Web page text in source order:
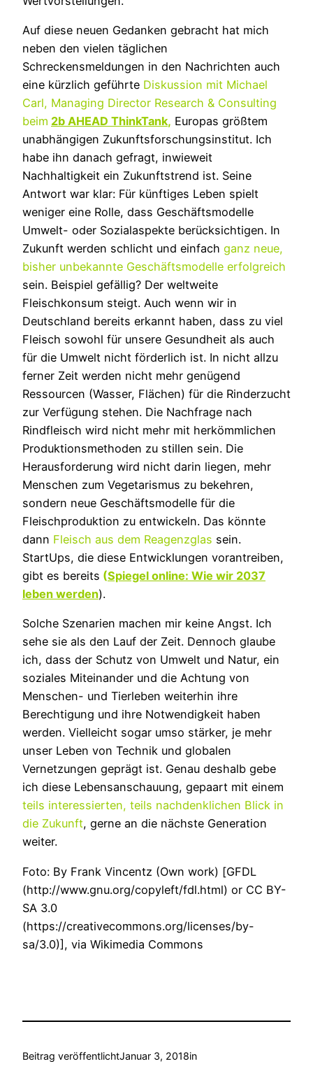
Auf diese neuen Gedanken gebracht hat mich
neben den vielen täglichen
Schreckensmeldungen in den Nachrichten auch
eine kürzlich geführte Diskussion mit Michael
Carl, Managing Director Research & Consulting
beim 2b AHEAD ThinkTank, Europas größtem
unabhängigen Zukunftsforschungsinstitut. Ich
habe ihn danach gefragt, inwieweit
Nachhaltigkeit ein Zukunftstrend ist. Seine
Antwort war klar: Für künftiges Leben spielt
weniger eine Rolle, dass Geschäftsmodelle
Umwelt- oder Sozialaspekte berücksichtigen. In
Zukunft werden schlicht und einfach ganz neue,
bisher unbekannte Geschäftsmodelle erfolgreich
sein. Beispiel gefällig? Der weltweite
Fleischkonsum steigt. Auch wenn wir in
Deutschland bereits erkannt haben, dass zu viel
Fleisch sowohl für unsere Gesundheit als auch
für die Umwelt nicht förderlich ist. In nicht allzu
ferner Zeit werden nicht mehr genügend
Ressourcen (Wasser, Flächen) für die Rinderzucht
zur Verfügung stehen. Die Nachfrage nach
Rindfleisch wird nicht mehr mit herkömmlichen
Produktionsmethoden zu stillen sein. Die
Herausforderung wird nicht darin liegen, mehr
Menschen zum Vegetarismus zu bekehren,
sondern neue Geschäftsmodelle für die
Fleischproduktion zu entwickeln. Das könnte
dann Fleisch aus dem Reagenzglas sein.
StartUps, die diese Entwicklungen vorantreiben,
gibt es bereits (Spiegel online: Wie wir 2037
leben werden).
Solche Szenarien machen mir keine Angst. Ich
sehe sie als den Lauf der Zeit. Dennoch glaube
ich, dass der Schutz von Umwelt und Natur, ein
soziales Miteinander und die Achtung von
Menschen- und Tierleben weiterhin ihre
Berechtigung und ihre Notwendigkeit haben
werden. Vielleicht sogar umso stärker, je mehr
unser Leben von Technik und globalen
Vernetzungen geprägt ist. Genau deshalb gebe
ich diese Lebensanschauung, gepaart mit einem
teils interessierten, teils nachdenklichen Blick in
die Zukunft, gerne an die nächste Generation
weiter.
Foto: By Frank Vincentz (Own work) [GFDL
(http://www.gnu.org/copyleft/fdl.html) or CC BY-
SA 3.0
(https://creativecommons.org/licenses/by-
sa/3.0)], via Wikimedia Commons
Beitrag veröffentlichtJanuar 3, 2018in